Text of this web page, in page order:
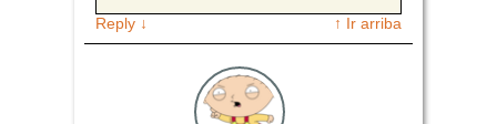
Reply ↓ ↑ Ir arriba